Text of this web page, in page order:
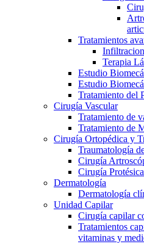
Tratamientos
Terapia
Estudio
Estudio
Tratamiento del
Cirugía Vascular
Tratamiento de
Tratamiento de
Cirugía Ortopédica y
Traumatología
Cirugía
Cirugía
Dermatología
Dermatología
Unidad Capilar
Cirugía capilar
Tratamientos
vitaminas y